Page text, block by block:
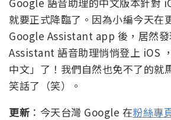
就要正式降臨了。因為小編今天在
Google Assistant app 後，居然
Assistant 語音助理悄悄登上 iOS
中文」了！我們自然也免不了的就
笑話了（笑）。
更新 ：今天台灣 Google 在粉絲專